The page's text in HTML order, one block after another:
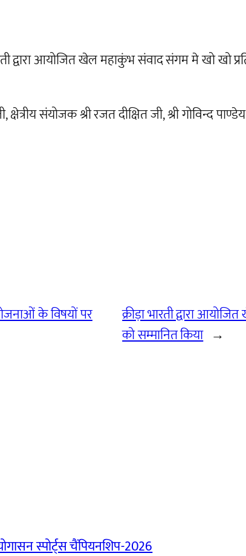
द्वारा आयोजित खेल महाकुंभ संवाद संगम मे खो खो
संयोजक श्री रजत दीक्षित जी, श्री गोविन्द
के विषयों पर
क्रीड़ा भारती द्वारा
को सम्मानित किया →
स्पोर्ट्स चैंपियनशिप-2026